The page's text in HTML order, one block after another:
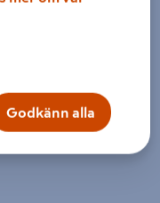
Godkänn alla